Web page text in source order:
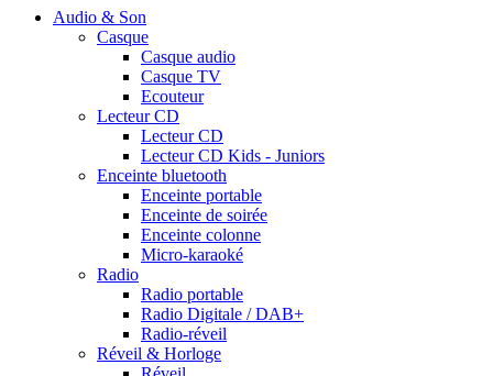
Audio & Son
Casque
Casque audio
Casque TV
Ecouteur
Lecteur CD
Lecteur CD
Lecteur CD Kids - Juniors
Enceinte bluetooth
Enceinte portable
Enceinte de soirée
Enceinte colonne
Micro-karaoké
Radio
Radio portable
Radio Digitale / DAB+
Radio-réveil
Réveil & Horloge